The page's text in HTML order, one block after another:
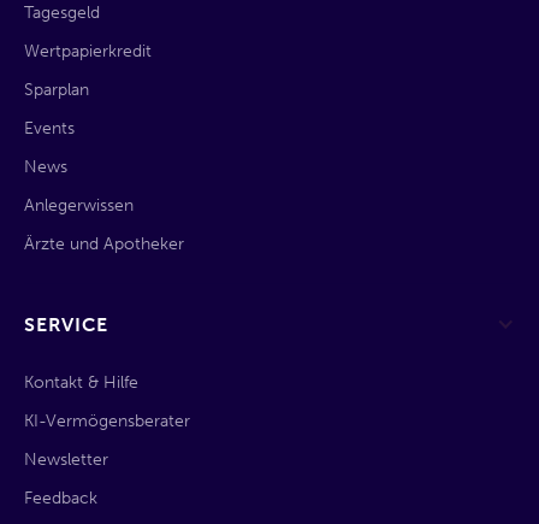
Tagesgeld
Wertpapierkredit
Sparplan
Events
News
Anlegerwissen
Ärzte und Apotheker
SERVICE
Kontakt & Hilfe
KI-Vermögensberater
Newsletter
Feedback